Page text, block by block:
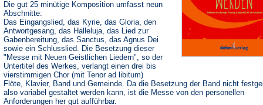
Die gut 25 minütige Komposition umfasst neun
Abschnitte:
Das Eingangslied, das Kyrie, das Gloria, den
Antwortgesang, das Halleluja, das Lied zur
Gabenbereitung, das Sanctus, das Agnus Dei
sowie ein Schlusslied. Die Besetzung dieser
"Messe mit Neuen Geistlichen Liedern", so der
Untertitel des Werkes, verlangt einen drei bis
vierstimmigen Chor (mit Tenor ad libitum)
Flöte, Klavier, Band und Gemeinde. Da die Besetzung der Band nicht
also variabel gestaltet werden kann, ist die Messe von den personellen
Anforderungen her gut aufführbar.